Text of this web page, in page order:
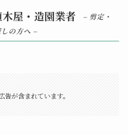
屋・造園業者
– 剪定・
の方へ –
が含まれています。